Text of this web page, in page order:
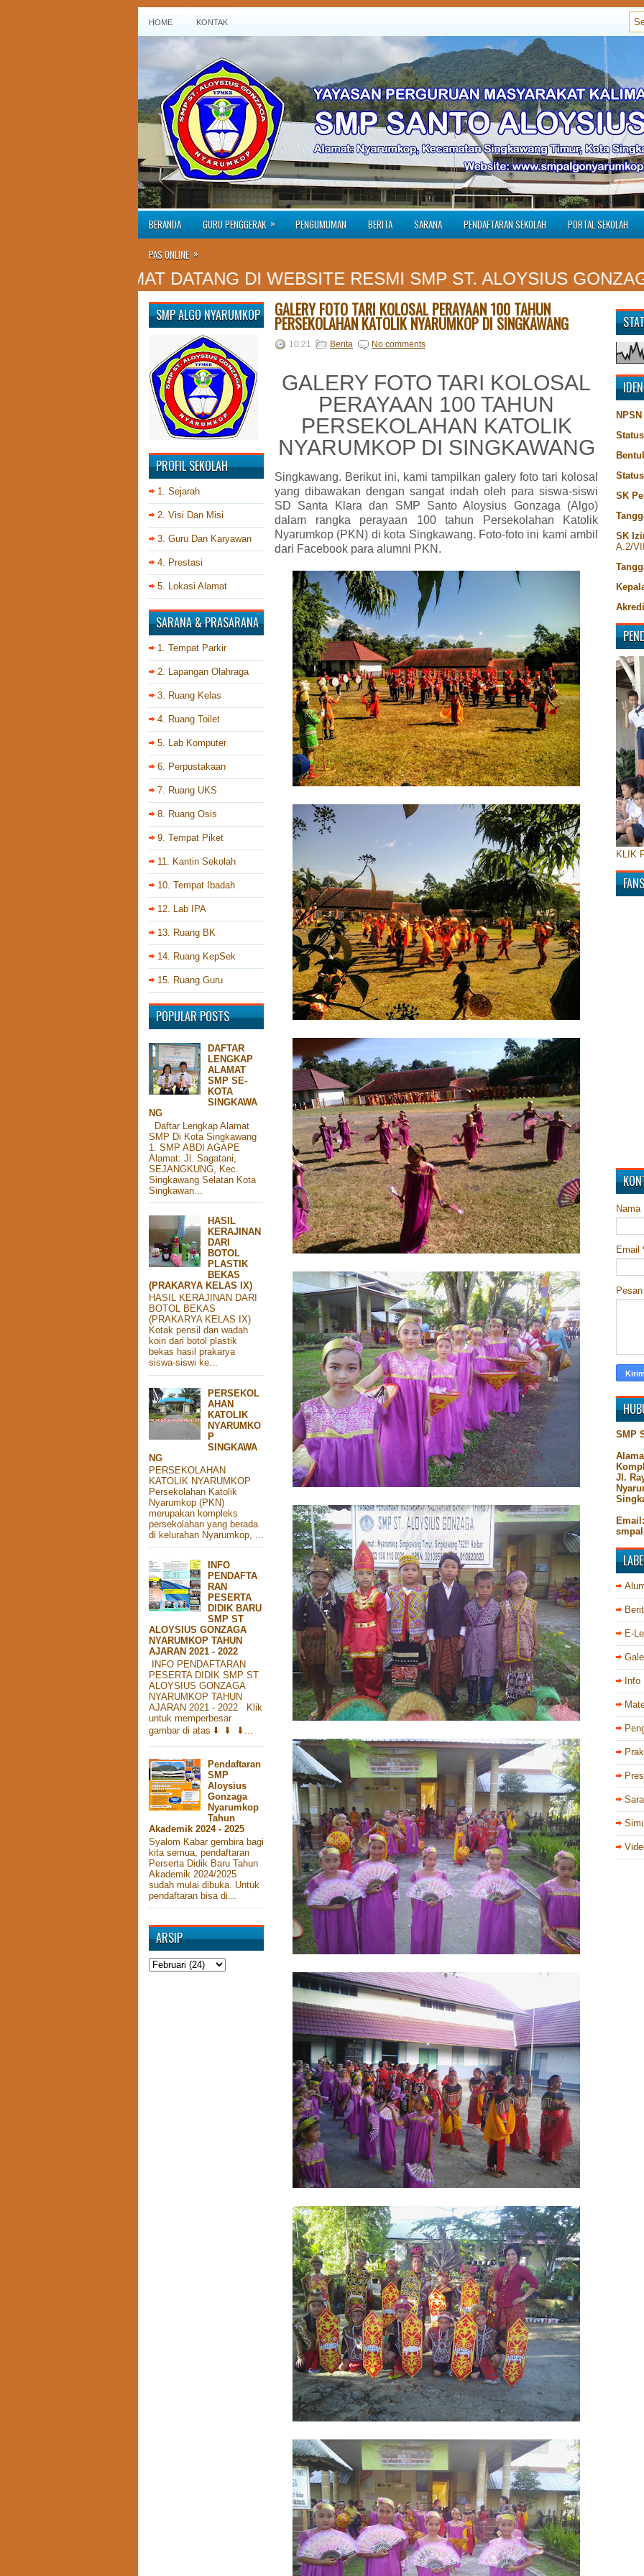
HOME KONTAK
BERANDA GURU PENGGERAK » PENGUMUMAN BERITA SARANA PENDAFTARAN SEKOLAH PORTAL SEKOLAH
PAS ONLINE »
SELAMAT DATANG DI WEBSITE RESMI SMP ST. ALOYSIUS GONZAGA
SMP ALGO NYARUMKOP
PROFIL SEKOLAH
1. Sejarah
2. Visi Dan Misi
3. Guru Dan Karyawan
4. Prestasi
5. Lokasi Alamat
SARANA & PRASARANA
1. Tempat Parkir
2. Lapangan Olahraga
3. Ruang Kelas
4. Ruang Toilet
5. Lab Komputer
6. Perpustakaan
7. Ruang UKS
8. Ruang Osis
9. Tempat Piket
11. Kantin Sekolah
10. Tempat Ibadah
12. Lab IPA
13. Ruang BK
14. Ruang KepSek
15. Ruang Guru
POPULAR POSTS
DAFTAR
LENGKAP
ALAMAT
SMP SE-
KOTA
SINGKAWA
NG
Daftar Lengkap Alamat
SMP Di Kota Singkawang
1. SMP ABDI AGAPE
Alamat: Jl. Sagatani,
SEJANGKUNG, Kec.
Singkawang Selatan Kota
Singkawan...
HASIL
KERAJINAN
DARI
BOTOL
PLASTIK
BEKAS
(PRAKARYA KELAS IX)
HASIL KERAJINAN DARI
BOTOL BEKAS
(PRAKARYA KELAS IX)
Kotak pensil dan wadah
koin dari botol plastik
bekas hasil prakarya
siswa-siswi ke...
PERSEKOL
AHAN
KATOLIK
NYARUMKO
P
SINGKAWA
NG
PERSEKOLAHAN
KATOLIK NYARUMKOP
Persekolahan Katolik
Nyarumkop (PKN)
merupakan kompleks
persekolahan yang berada
di kelurahan Nyarumkop, ...
INFO
PENDAFTA
RAN
PESERTA
DIDIK BARU
SMP ST
ALOYSIUS GONZAGA
NYARUMKOP TAHUN
AJARAN 2021 - 2022
INFO PENDAFTARAN
PESERTA DIDIK SMP ST
ALOYSIUS GONZAGA
NYARUMKOP TAHUN
AJARAN 2021 - 2022 Klik
untuk memperbesar
gambar di atas ⬇️ ⬇️ ⬇...
Pendaftaran
SMP
Aloysius
Gonzaga
Nyarumkop
Tahun
Akademik 2024 - 2025
Syalom Kabar gembira bagi
kita semua, pendaftaran
Perserta Didik Baru Tahun
Akademik 2024/2025
sudah mulai dibuka. Untuk
pendaftaran bisa di...
ARSIP
GALERY FOTO TARI KOLOSAL PERAYAAN 100 TAHUN
PERSEKOLAHAN KATOLIK NYARUMKOP DI SINGKAWANG
10:21 Berita No comments
GALERY FOTO TARI KOLOSAL
PERAYAAN 100 TAHUN
PERSEKOLAHAN KATOLIK
NYARUMKOP DI SINGKAWANG
Singkawang. Berikut ini, kami tampilkan galery foto tari kolosal
yang dibawakan dengan sangat indah oleh para siswa-siswi
SD Santa Klara dan SMP Santo Aloysius Gonzaga (Algo)
dalam rangka perayaan 100 tahun Persekolahan Katolik
Nyarumkop (PKN) di kota Singkawang. Foto-foto ini kami ambil
dari Facebook para alumni PKN.
NPSN
SK
SK
A.2/
KLIK
Nama
Email
Pesan
SMP
Jl.
Email:
E-
Info